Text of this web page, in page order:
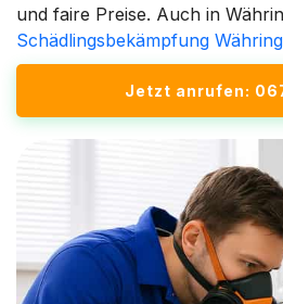
und faire Preise. Auch in
Schädlingsbekämpfung Währing
Jetzt anrufen: